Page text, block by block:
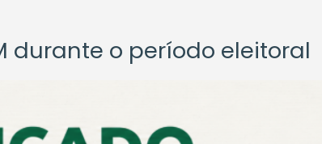
durante o período eleitoral